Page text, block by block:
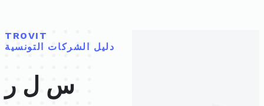
TROVIT
دليل الشركات التونسية
س ل ر